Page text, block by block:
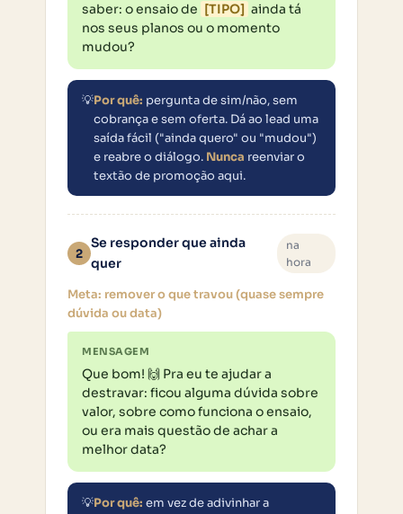
saber: o ensaio de [TIPO] ainda tá
nos seus planos ou o momento
mudou?
💡Por quê: pergunta de sim/não, sem
cobrança e sem oferta. Dá ao lead uma
saída fácil ("ainda quero" ou "mudou")
e reabre o diálogo. Nunca reenviar o
textão de promoção aqui.
2
Se responder que ainda
quer
na
hora
Meta: remover o que travou (quase sempre
dúvida ou data)
MENSAGEM
Que bom! 🙌 Pra eu te ajudar a
destravar: ficou alguma dúvida sobre
valor, sobre como funciona o ensaio,
ou era mais questão de achar a
melhor data?
💡Por quê: em vez de adivinhar a